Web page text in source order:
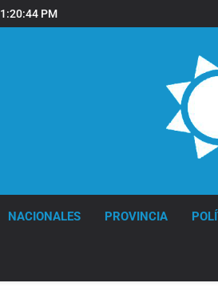
1:20:45 PM
NACIONALES PROVINCIA